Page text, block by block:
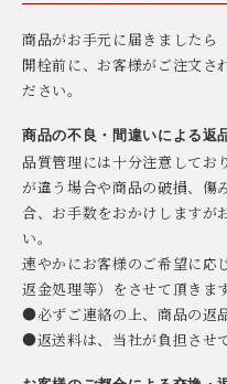
商品がお手元に届きましたら
開栓前に、お客様がご注文さ
ださい。
商品の不良・間違いによる返
品質管理には十分注意してお
が違う場合や商品の破損、傷
合、お手数をおかけしますが
い。
速やかにお客様のご希望に応
返金処理等）をさせて頂きます
●必ずご連絡の上、商品の返
●返送料は、当社が負担させ